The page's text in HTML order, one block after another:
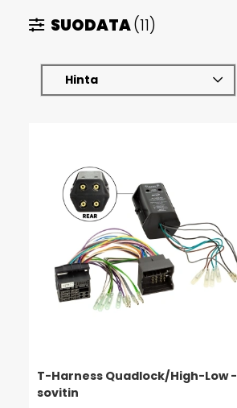
SUODATA(11)
Hinta
T-Harness Quadlock/High-Low -
sovitin